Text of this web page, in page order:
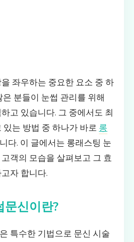
좌우하는 중요한 요소 중 하
분들이 눈썹 관리를 위해
고 있습니다. 그 중에서도 최
는 방법 중 하나가 바로 롱
다. 이 글에서는 롱래스팅 눈
객의 모습을 살펴보고 그 효
자 합니다.
문신이란?
특수한 기법으로 문신 시술